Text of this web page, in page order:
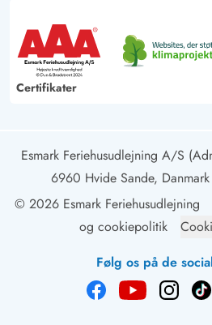
Certifikater
Esmark Feriehusudlejning A/S
6960 Hvide Sande, Danmark
© 2026 Esmark Feriehusudlejning
og cookiepolitik
Følg os på de